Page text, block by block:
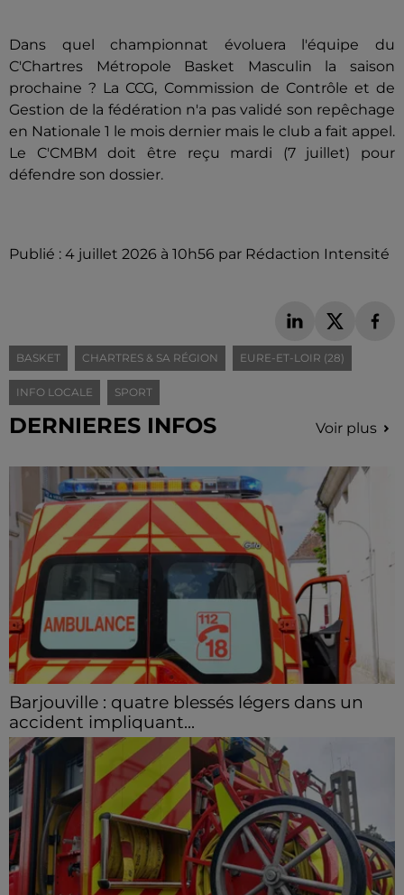
Dans quel championnat évoluera l'équipe du
C'Chartres Métropole Basket Masculin la saison
prochaine ? La CCG, Commission de Contrôle et de
Gestion de la fédération n'a pas validé son repêchage
en Nationale 1 le mois dernier mais le club a fait appel.
Le C'CMBM doit être reçu mardi (7 juillet) pour
défendre son dossier.
Publié : 4 juillet 2026 à 10h56 par Rédaction Intensité
BASKET CHARTRES & SA RÉGION EURE-ET-LOIR (28)
INFO LOCALE SPORT
DERNIERES INFOS Voir plus
Barjouville : quatre blessés légers dans un
accident impliquant...
La circulation a été fortement perturbée ce samedi
après-midi sur la D910 à hauteur de Barjouville à la
suite d'une collision entre trois véhicules. Quatre...